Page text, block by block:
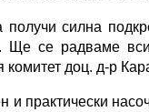
силна
Ще се радваме
комитет доц. д-р
и практически